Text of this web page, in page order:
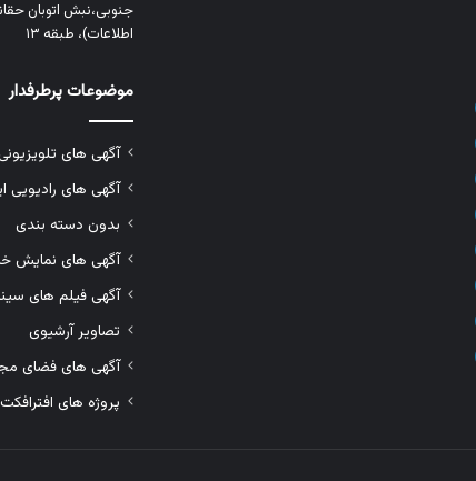
اطلاعات)، طبقه ۱۳
موضوعات پرطرفدار
آگهی های
آگهی های رادیویی
بدون دسته بندی
آگهی های نمایش
آگهی فیلم های
تصاویر آرشیوی
آگهی های فضای
پروژه های افترافکت